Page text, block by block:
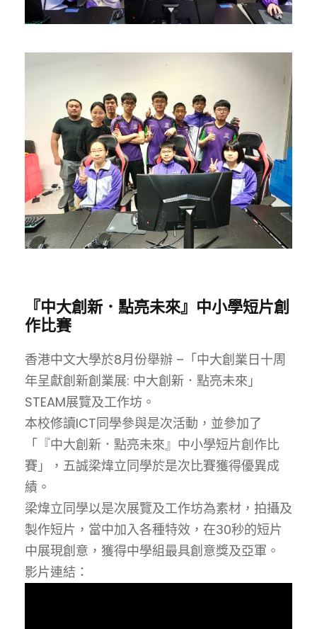
『中大創新．點亮未來』中小學短片創
作比賽
香港中文大學於8月份舉辦 –「中大創業日十周
年呈獻創新創業展: 中大創新．點亮未來」
STEAM展覽及工作坊。
本校修讀ICT同學參與是次活動，並參加了
「『中大創新．點亮未來』中小學短片創作比
賽」，五誠梁煒立同學於是次比賽獲得優異成
績。
梁煒立同學以是次展覽及工作坊為素材，拍攝及
製作短片，當中加入各種特效，在30秒的短片
中展現創意，獲得中學組最具創意獎及亞軍。
影片連結：